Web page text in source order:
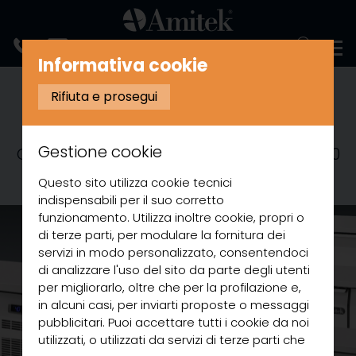
martedì 22 febbraio 2022
Banchi refrigerati h=650 mm
GN1/1 si arricchisce dei modelli con h=650
mm
Informativa cookie
Rifiuta e prosegui
Gestione cookie
Questo sito utilizza cookie tecnici
indispensabili per il suo corretto
funzionamento. Utilizza inoltre cookie, propri o
di terze parti, per modulare la fornitura dei
servizi in modo personalizzato, consentendoci
di analizzare l'uso del sito da parte degli utenti
per migliorarlo, oltre che per la profilazione e,
in alcuni casi, per inviarti proposte o messaggi
pubblicitari. Puoi accettare tutti i cookie da noi
utilizzati, o utilizzati da servizi di terze parti che